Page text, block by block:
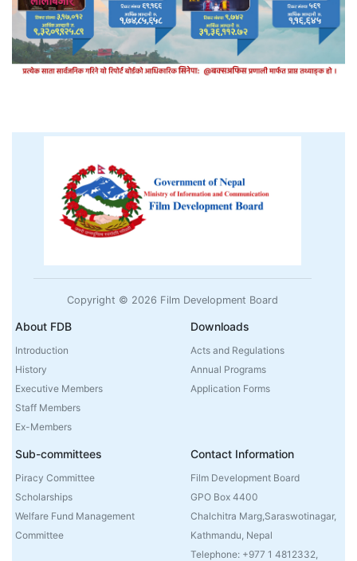
Copyright © 2026 Film Development Board
About FDB
Introduction
History
Executive Members
Staff Members
Ex-Members
Downloads
Acts and Regulations
Annual Programs
Application Forms
Sub-committees
Piracy Committee
Scholarships
Welfare Fund Management
Committee
Contact Information
Film Development Board
GPO Box 4400
Chalchitra Marg,Saraswotinagar,
Kathmandu, Nepal
Telephone: +977 1 4812332,